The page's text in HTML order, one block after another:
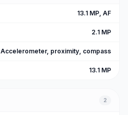
13.1 MP, AF
2.1 MP
Accelerometer, proximity, compass
13.1 MP
2